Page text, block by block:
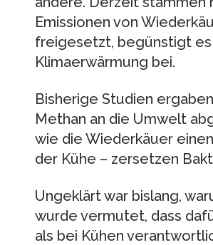
Emissionen von
freigesetzt, begünstigt
Klimaerwärmung bei.
Bisherige Studien
Methan an die Umwelt
wie die Wiederkäuer
der Kühe – zersetzen
Ungeklärt war bislang,
wurde vermutet, dass
als bei Kühen